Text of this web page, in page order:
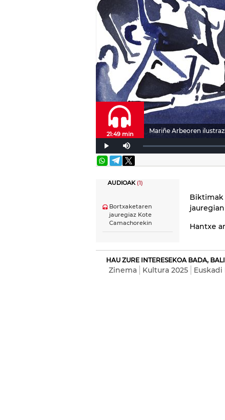
Mariñe Arbeoren
21:49 min
AUDIOAK(1)
Bortxaketaren
jauregiaz Kote
Camachorekin
Biktimak
Hantxe
HAU ZURE INTERESEKOA BADA,
Zinema Kultura 2025 Euskadi